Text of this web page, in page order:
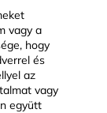
vagy a
hogy
és
az
vagy
együtt